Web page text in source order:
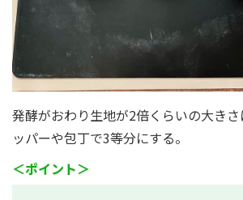
発酵がおわり生地が2倍くらいの大き
ッパーや包丁で3等分にする。
＜ポイント＞